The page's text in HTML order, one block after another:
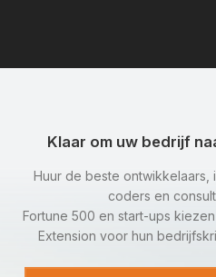
Klaar om uw bedrijf
Huur de beste ontwikkelaars,
coders en
Fortune 500 en start-ups
Extension voor hun